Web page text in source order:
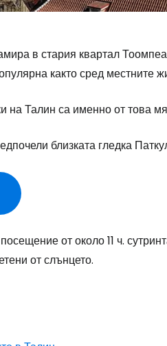
в стария квартал
както сред местните
на Талин са именно от това
близката гледка
от около 11 ч.
от слънцето.
Cestee
туристите
Продължете с